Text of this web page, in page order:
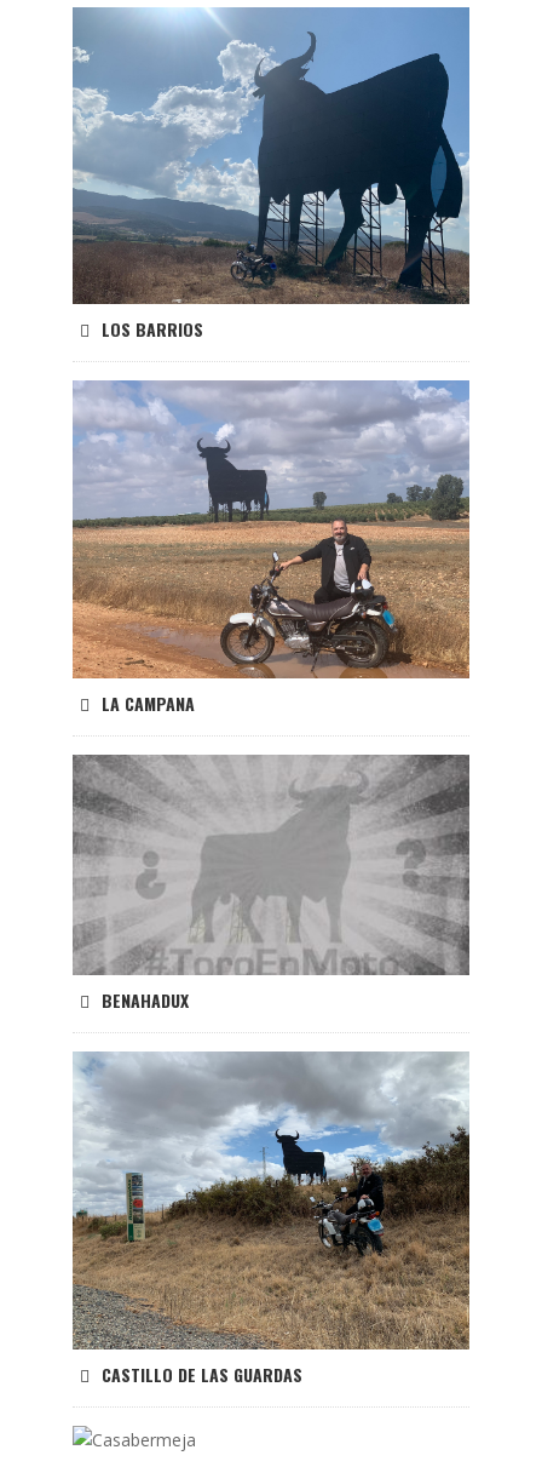
LOS BARRIOS
LA CAMPANA
BENAHADUX
CASTILLO DE LAS GUARDAS